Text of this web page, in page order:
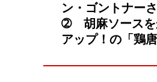
ン・ゴントナー
➁ 胡麻ソースを
アップ！の「鶏唐